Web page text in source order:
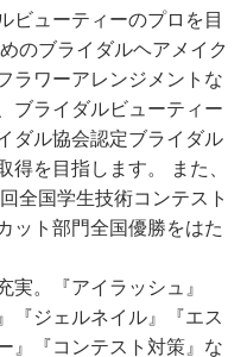
ビューティーのプロを目
のブライダルヘアメイク
ラワーアレンジメントな
ブライダルビューティー
ダル協会認定ブライダル
得を目指します。 また、
全国学生技術コンテスト
ット部門全国優勝をはた
実。『アイラッシュ』
『ジェルネイル』『エス
』『コンテスト対策』な